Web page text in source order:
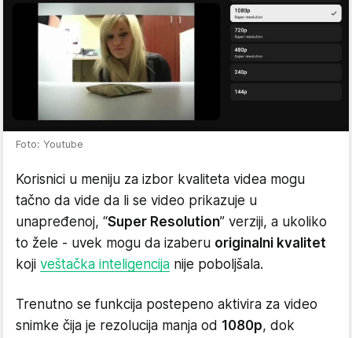
Foto: Youtube
Korisnici u meniju za izbor kvaliteta videa mogu
tačno da vide da li se video prikazuje u
unapređenoj, “Super Resolution” verziji, a ukoliko
to žele - uvek mogu da izaberu originalni kvalitet
koji veštačka inteligencija nije poboljšala.
Trenutno se funkcija postepeno aktivira za video
snimke čija je rezolucija manja od 1080p, dok